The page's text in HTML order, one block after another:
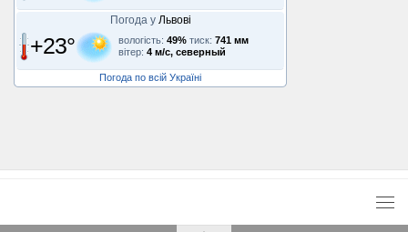
Погода у Львові
+23° вологість: 49% тиск: 741 мм
вітер: 4 м/с, северный
Погода по всій Україні